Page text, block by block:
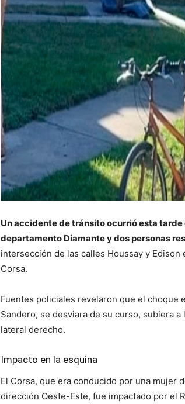
Un accidente de tránsito ocurrió esta
departamento Diamante y dos personas
intersección de las calles Houssay y
Corsa.
Fuentes policiales revelaron que el choque
Sandero, se desviara de su curso, subiera
lateral derecho.
Impacto en la esquina
El Corsa, que era conducido por una mujer
dirección Oeste-Este, fue impactado por el